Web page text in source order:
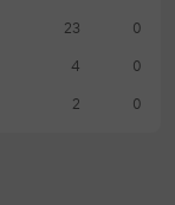
23 0
4 0
2 0